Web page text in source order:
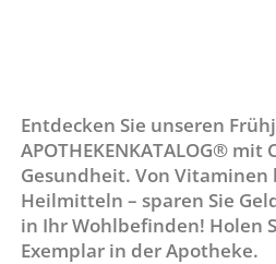
Entdecken Sie unseren
APOTHEKENKATALOG®
Gesundheit. Von
Heilmitteln – sparen Sie
in Ihr Wohlbefinden! Holen
Exemplar in der Apotheke.